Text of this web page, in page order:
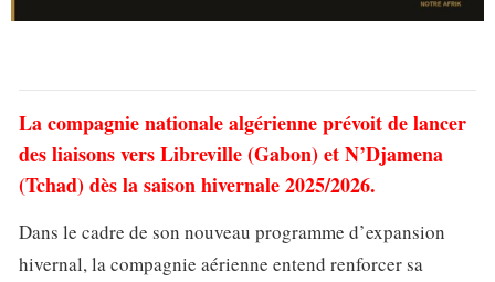
La compagnie nationale algérienne prévoit de lancer
des liaisons vers Libreville (Gabon) et N’Djamena
(Tchad) dès la saison hivernale 2025/2026.
Dans le cadre de son nouveau programme d’expansion
hivernal, la compagnie aérienne entend renforcer sa